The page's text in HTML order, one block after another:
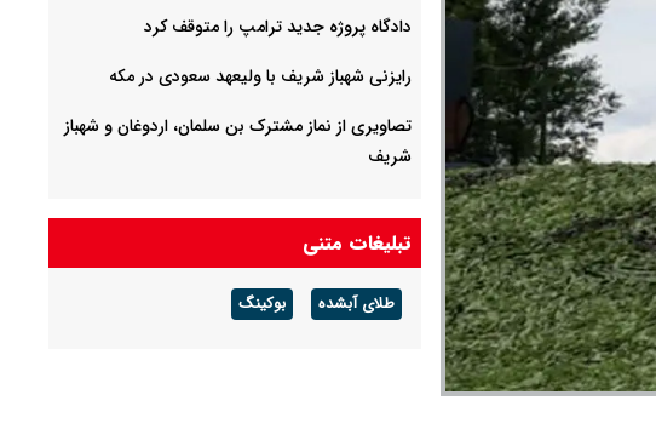
دادگاه پروژه جدید ترامپ را متوقف کرد
رایزنی شهباز شریف با ولیعهد سعودی در مکه
تصاویری از نماز مشترک بن سلمان، اردوغان و شهباز
شریف
تبلیغات متنی
طلای آبشده بوکینگ